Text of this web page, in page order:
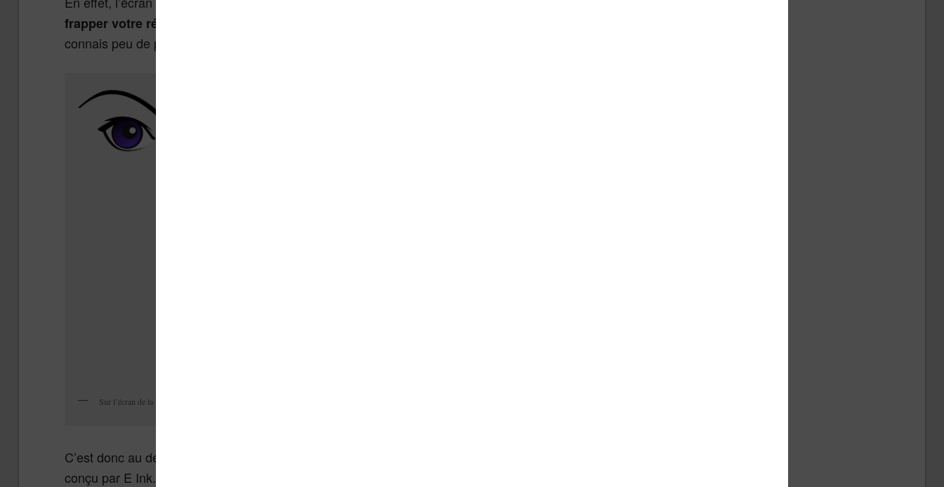
frapper votre rétine !
connais peu de personnes qui arrivent à lire plus d’une heure sur tablette ou smartphone.
Sur l’écran de la liseuse la lumière est réfléchie avant d’arriver à l’oeil ce qui n’est pas le cas sur la tablette et son écran « rétro éclairé »
C’est donc au début des années 2000 qu’une solution est arrivée :
conçu par E Ink.